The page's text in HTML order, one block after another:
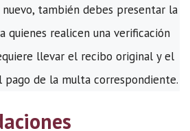
también debes presentar la
quienes realicen una verificación
llevar el recibo original y el
de la multa correspondiente.